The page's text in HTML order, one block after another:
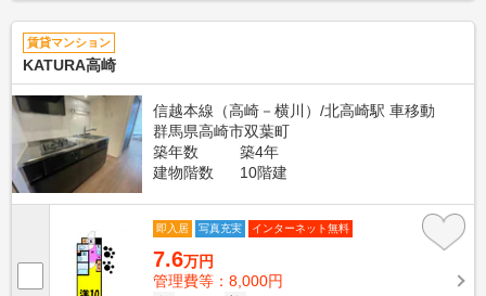
賃貸マンション
KATURA高崎
信越本線（高崎－横川）/北高崎駅 車移動
群馬県高崎市双葉町
築年数
築4年
建物階数
10階建
即入居 写真充実 インターネット無料
7.6万円
管理費等：8,000円